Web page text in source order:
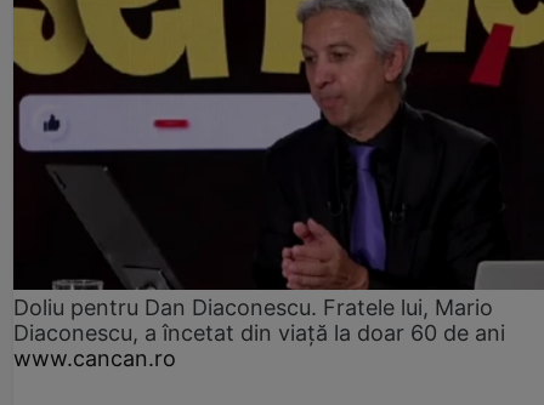
Doliu pentru Dan Diaconescu. Fratele lui, Mario
Diaconescu, a încetat din viață la doar 60 de ani
www.cancan.ro